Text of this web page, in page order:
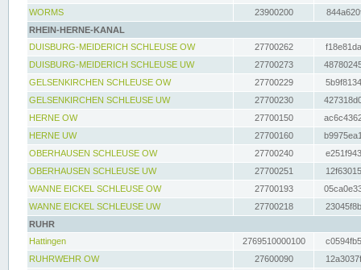
WORMS
23900200
RHEIN-HERNE-KANAL
DUISBURG-MEIDERICH SCHLEUSE OW
27700262
DUISBURG-MEIDERICH SCHLEUSE UW
27700273
GELSENKIRCHEN SCHLEUSE OW
27700229
GELSENKIRCHEN SCHLEUSE UW
27700230
HERNE OW
27700150
HERNE UW
27700160
OBERHAUSEN SCHLEUSE OW
27700240
OBERHAUSEN SCHLEUSE UW
27700251
WANNE EICKEL SCHLEUSE OW
27700193
WANNE EICKEL SCHLEUSE UW
27700218
RUHR
Hattingen
2769510000100
RUHRWEHR OW
27600090